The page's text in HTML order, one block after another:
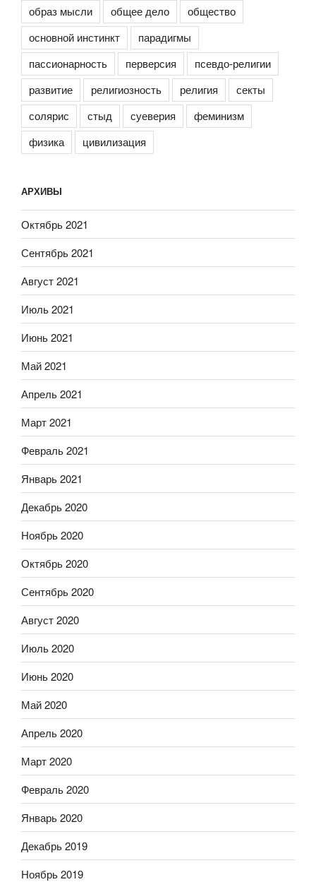
образ мысли общее дело
общество
основной инстинкт
парадигмы
пассионарность
перверсия
псевдо-религии
развитие
религиозность религия
секты
солярис
стыд суеверия
феминизм
физика
цивилизация
АРХИВЫ
Октябрь 2021
Сентябрь 2021
Август 2021
Июль 2021
Июнь 2021
Май 2021
Апрель 2021
Март 2021
Февраль 2021
Январь 2021
Декабрь 2020
Ноябрь 2020
Октябрь 2020
Сентябрь 2020
Август 2020
Июль 2020
Июнь 2020
Май 2020
Апрель 2020
Март 2020
Февраль 2020
Январь 2020
Декабрь 2019
Ноябрь 2019